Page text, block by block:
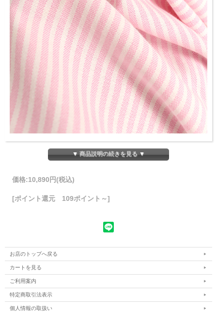
▼ 商品説明の続きを見る ▼
価格:10,890円(税込)
[ポイント還元 109ポイント～]
お店のトップへ戻る
カートを見る
ご利用案内
特定商取引法表示
個人情報の取扱い